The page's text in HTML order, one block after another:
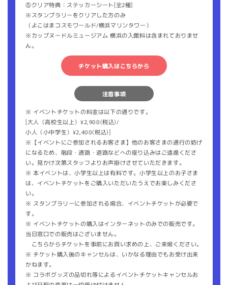
⑤クリア特典：ステッカーシート[全2種]
※スタンプラリーをクリアした方のみ
（よこはまコスモワールド/横浜マリンタワー）
※カップヌードルミュージアム 横浜の入館料は含まれておりませ
ん。
チケット購入はこちらから
注意事項
※ イベントチケットの料金は以下の通りです。
[大人（高校生以上）¥2,900(税込)/
小人（小中学生）¥2,400(税込)]
※【イベントにご参加されるお客さま】他のお客さまの通行の妨げ
になるため、階段・通路・道路などへの座り込みはご遠慮くださ
い。見かけ次第スタッフよりお声掛けさせていただきます。
※ 本イベントは、小学生以上は有料です。小学生以上のお子さま
は、イベントチケットをご購入いただいたうえでお楽しみくださ
い。
※ スタンプラリーに参加される場合、イベントチケットが必要で
す。
※ イベントチケットの購入はインターネットのみでの販売です。
当日窓口での販売はございません。
こちらからチケットを事前にお買い求めの上、ご来場ください。
※ チケット購入後のキャンセルは、いかなる理由でもお受け出来
かねます。
※ コラボグッズの品切れ等によるイベントチケットキャンセルお